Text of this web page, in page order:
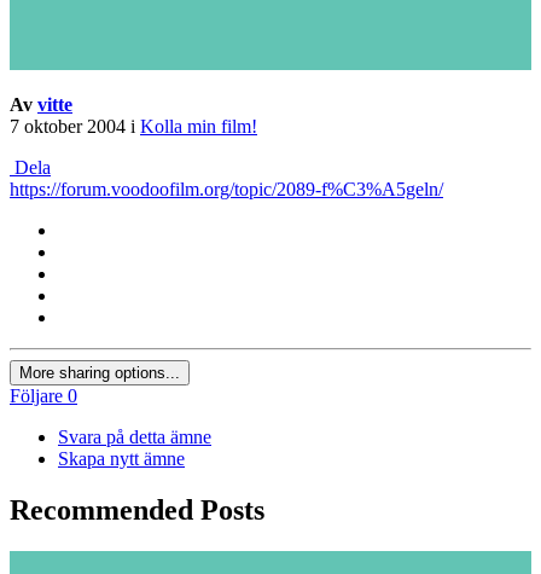
Av vitte
7 oktober 2004 i Kolla min film!
Dela
https://forum.voodoofilm.org/topic/2089-f%C3%A5geln/
More sharing options...
Följare 0
Svara på detta ämne
Skapa nytt ämne
Recommended Posts